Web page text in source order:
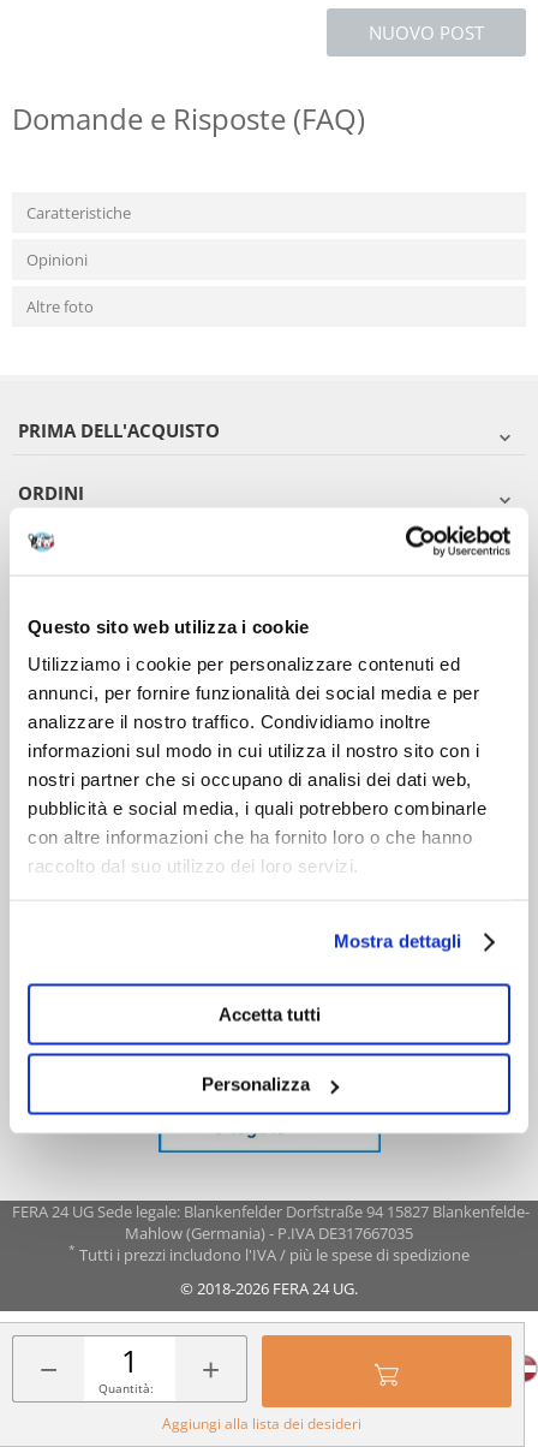
Questo sito web utilizza i cookie
Utilizziamo i cookie per personalizzare contenuti ed
annunci, per fornire funzionalità dei social media e per
analizzare il nostro traffico. Condividiamo inoltre
informazioni sul modo in cui utilizza il nostro sito con i
nostri partner che si occupano di analisi dei dati web,
pubblicità e social media, i quali potrebbero combinarle
con altre informazioni che ha fornito loro o che hanno
raccolto dal suo utilizzo dei loro servizi.
Mostra dettagli
Accetta tutti
Personalizza
− +
Quantità:
Aggiungi alla lista dei desideri
NUOVO POST
Domande e Risposte (FAQ)
Caratteristiche
Opinioni
Altre foto
PRIMA DELL'ACQUISTO
ORDINI
DOPO L'ACQUISTO
VIENI A CONOSCERCI
FERA 24 UG Sede legale: Blankenfelder Dorfstraße 94 15827 Blankenfelde-
Mahlow (Germania) - P.IVA DE317667035
* Tutti i prezzi includono l'IVA / più le spese di spedizione
© 2018-2026 FERA 24 UG.
FERA INTERNATIONAL: